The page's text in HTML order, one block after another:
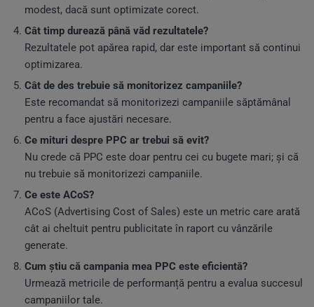
modest, dacă sunt optimizate corect.
Cât timp durează până văd rezultatele?
Rezultatele pot apărea rapid, dar este important să continui
optimizarea.
Cât de des trebuie să monitorizez campaniile?
Este recomandat să monitorizezi campaniile săptămânal
pentru a face ajustări necesare.
Ce mituri despre PPC ar trebui să evit?
Nu crede că PPC este doar pentru cei cu bugete mari; și că
nu trebuie să monitorizezi campaniile.
Ce este ACoS?
ACoS (Advertising Cost of Sales) este un metric care arată
cât ai cheltuit pentru publicitate în raport cu vânzările
generate.
Cum știu că campania mea PPC este eficientă?
Urmează metricile de performanță pentru a evalua succesul
campaniilor tale.